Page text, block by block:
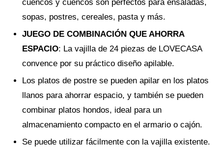
cuencos y cuencos son perfectos para ensaladas,
sopas, postres, cereales, pasta y más.
JUEGO DE COMBINACIÓN QUE AHORRA
ESPACIO: La vajilla de 24 piezas de LOVECASA
convence por su práctico diseño apilable.
Los platos de postre se pueden apilar en los platos
llanos para ahorrar espacio, y también se pueden
combinar platos hondos, ideal para un
almacenamiento compacto en el armario o cajón.
Se puede utilizar fácilmente con la vajilla existente.